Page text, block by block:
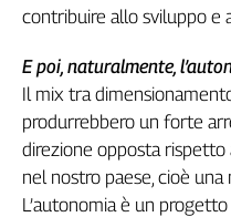
Cerca
Contatti
La
redazione
contribuire allo sviluppo e
E poi, naturalmente,
Il mix tra
produrrebbero un forte
direzione opposta rispetto
nel nostro paese, cioè
L’autonomia è un